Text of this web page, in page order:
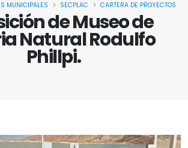
de Museo de
Natural Rodulfo
Phillpi.
MUNICIPALES SECPLAC CARTERA DE PROYECTOS